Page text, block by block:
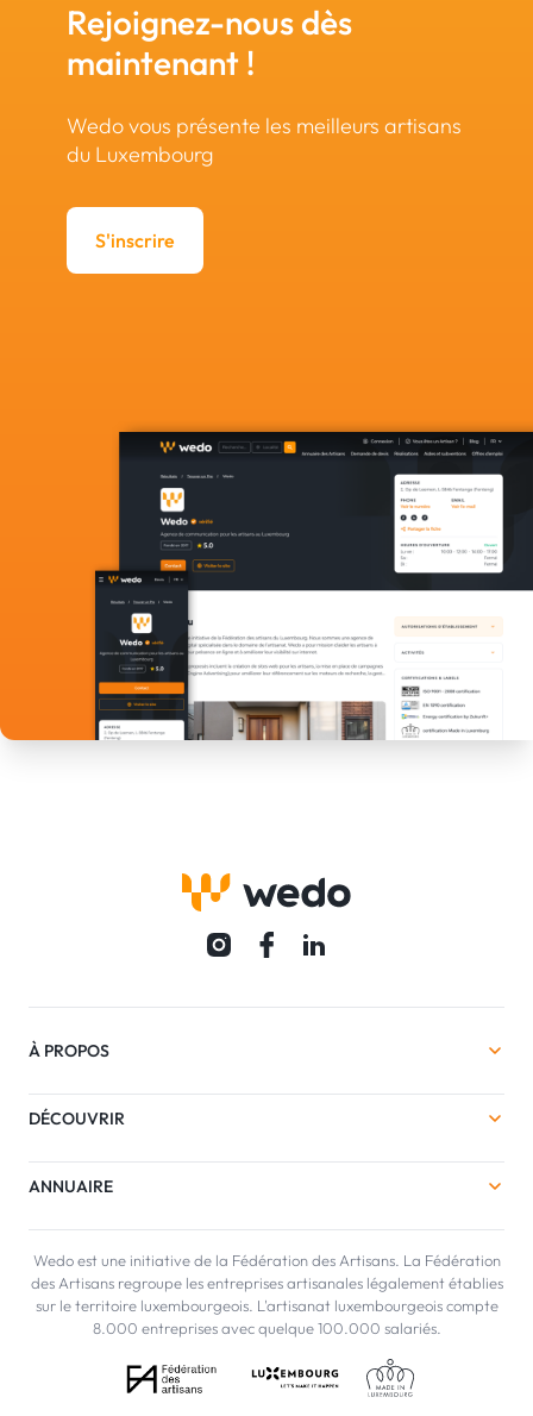
Rejoignez-nous dès
maintenant !
Wedo vous présente les meilleurs artisans
du Luxembourg
S'inscrire
À PROPOS
DÉCOUVRIR
ANNUAIRE
Wedo est une initiative de la Fédération des Artisans. La Fédération
des Artisans regroupe les entreprises artisanales légalement établies
sur le territoire luxembourgeois. L'artisanat luxembourgeois compte
8.000 entreprises avec quelque 100.000 salariés.